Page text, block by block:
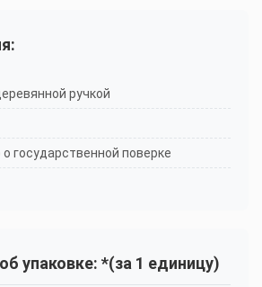
ручкой
государственной поверке
упаковке: *(за 1 единицу)